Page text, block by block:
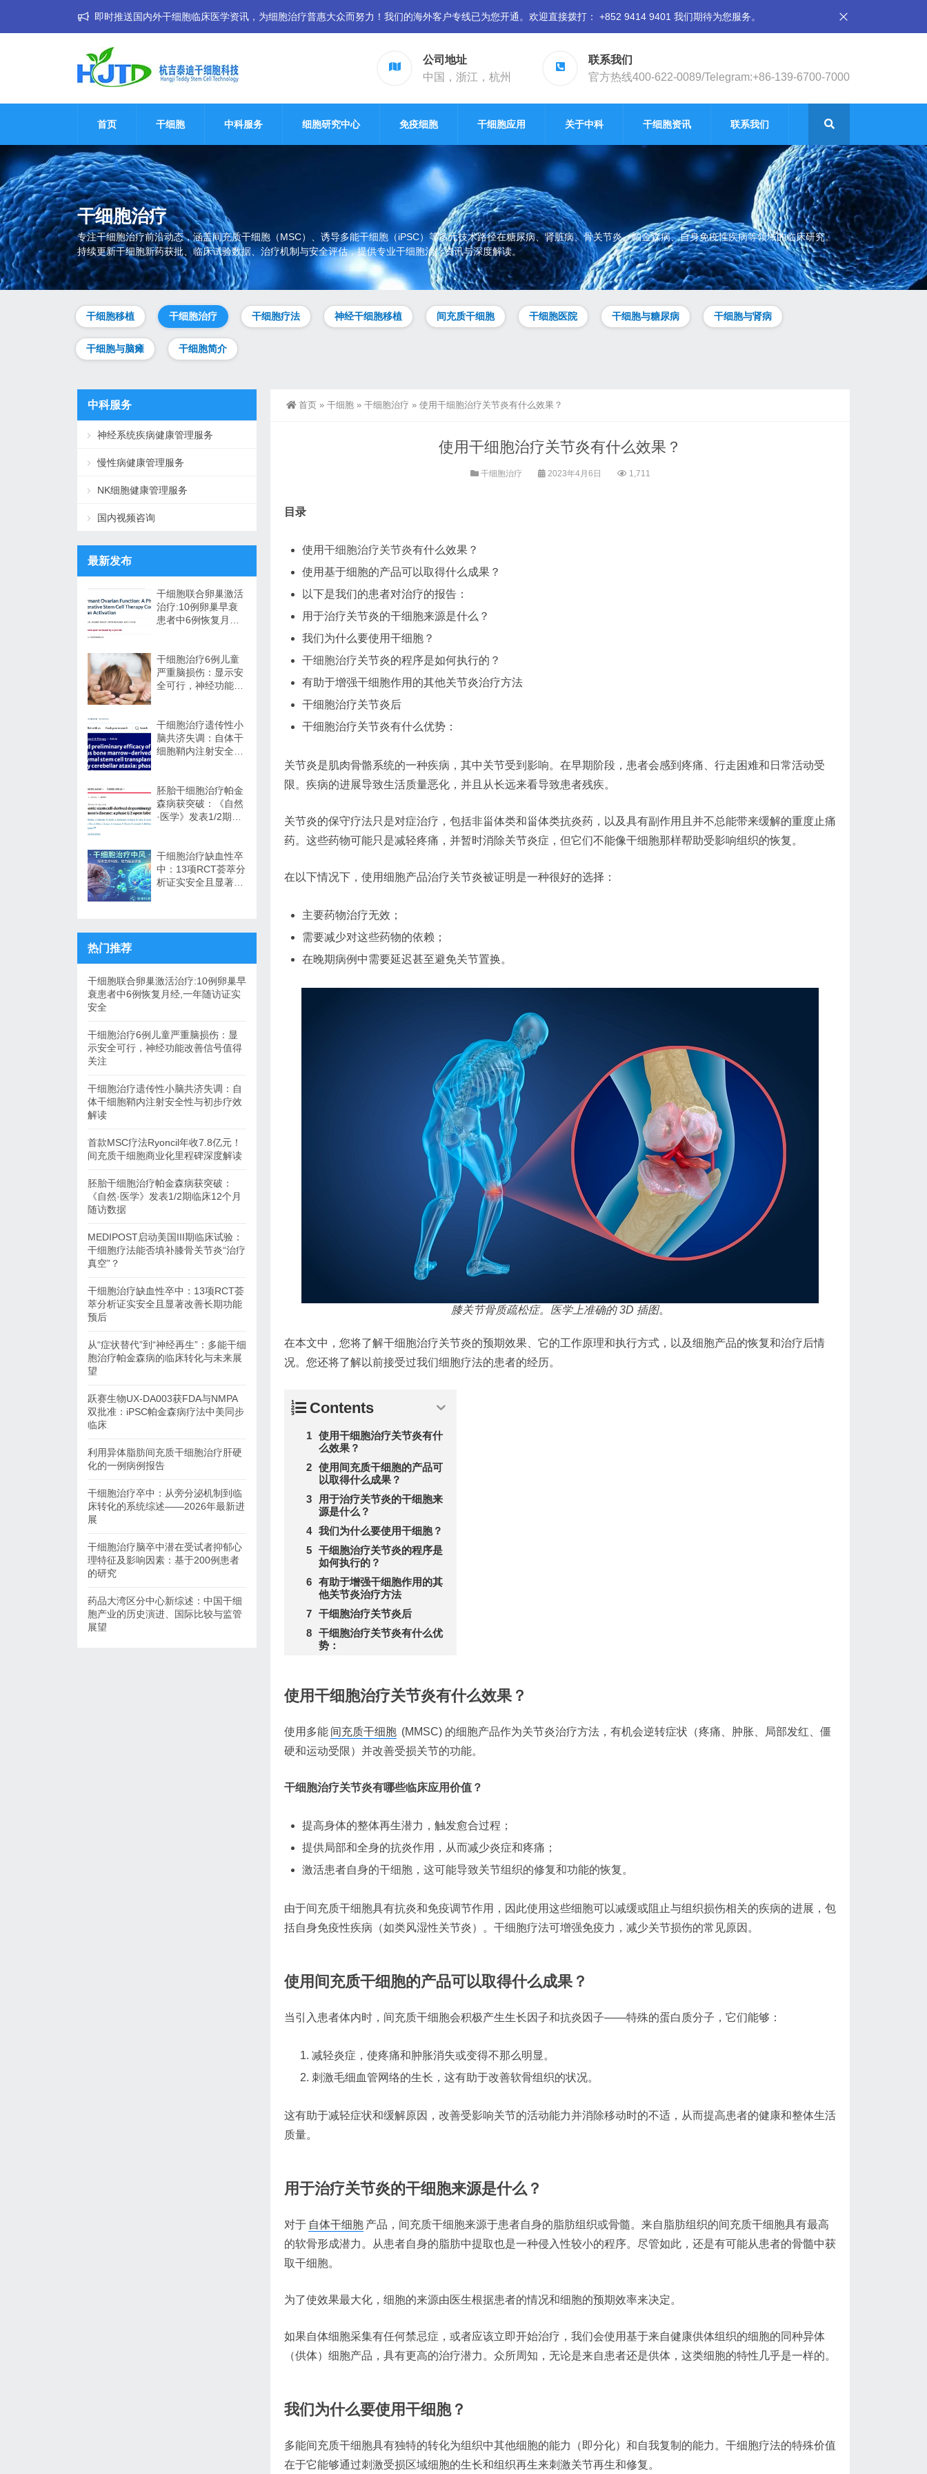
即时推送国内外干细胞临床医学资讯，为细胞治疗普惠大众而努力！我们的海外客户专线已为您开通。欢迎直接拨打： +852 9414 9401 我们期待为您服务。
公司地址
中国，浙江，杭州
联系我们
官方热线400-622-0089/Telegram:+86-139-6700-7000
首页 干细胞 中科服务 细胞研究中心 免疫细胞 干细胞应用 关于中科 干细胞资讯 联系我们
干细胞治疗
专注干细胞治疗前沿动态，涵盖间充质干细胞（MSC）、诱导多能干细胞（iPSC）等多元技术路径在糖尿病、肾脏病、骨关节炎、帕金森病、自身免疫性疾病等领域的临床研究。
持续更新干细胞新药获批、临床试验数据、治疗机制与安全评估，提供专业干细胞治疗资讯与深度解读。
干细胞移植 干细胞治疗 干细胞疗法 神经干细胞移植 间充质干细胞 干细胞医院 干细胞与糖尿病 干细胞与肾病
干细胞与脑瘫 干细胞简介
首页 » 干细胞 » 干细胞治疗 » 使用干细胞治疗关节炎有什么效果？
使用干细胞治疗关节炎有什么效果？
干细胞治疗 2023年4月6日 1,711
目录
使用干细胞治疗关节炎有什么效果？
使用基于细胞的产品可以取得什么成果？
以下是我们的患者对治疗的报告：
用于治疗关节炎的干细胞来源是什么？
我们为什么要使用干细胞？
干细胞治疗关节炎的程序是如何执行的？
有助于增强干细胞作用的其他关节炎治疗方法
干细胞治疗关节炎后
干细胞治疗关节炎有什么优势：
关节炎是肌肉骨骼系统的一种疾病，其中关节受到影响。在早期阶段，患者会感到疼痛、行走困难和日常活动受
限。疾病的进展导致生活质量恶化，并且从长远来看导致患者残疾。
关节炎的保守疗法只是对症治疗，包括非甾体类和甾体类抗炎药，以及具有副作用且并不总能带来缓解的重度止痛
药。这些药物可能只是减轻疼痛，并暂时消除关节炎症，但它们不能像干细胞那样帮助受影响组织的恢复。
在以下情况下，使用细胞产品治疗关节炎被证明是一种很好的选择：
主要药物治疗无效；
需要减少对这些药物的依赖；
在晚期病例中需要延迟甚至避免关节置换。
膝关节骨质疏松症。医学上准确的 3D 插图。
在本文中，您将了解干细胞治疗关节炎的预期效果、它的工作原理和执行方式，以及细胞产品的恢复和治疗后情
况。您还将了解以前接受过我们细胞疗法的患者的经历。
Contents
使用干细胞治疗关节炎有什
么效果？
使用间充质干细胞的产品可
以取得什么成果？
用于治疗关节炎的干细胞来
源是什么？
我们为什么要使用干细胞？
干细胞治疗关节炎的程序是
如何执行的？
有助于增强干细胞作用的其
他关节炎治疗方法
干细胞治疗关节炎后
干细胞治疗关节炎有什么优
势：
使用干细胞治疗关节炎有什么效果？
使用多能 间充质干细胞 (MMSC) 的细胞产品作为关节炎治疗方法，有机会逆转症状（疼痛、肿胀、局部发红、僵
硬和运动受限）并改善受损关节的功能。
干细胞治疗关节炎有哪些临床应用价值？
提高身体的整体再生潜力，触发愈合过程；
提供局部和全身的抗炎作用，从而减少炎症和疼痛；
激活患者自身的干细胞，这可能导致关节组织的修复和功能的恢复。
由于间充质干细胞具有抗炎和免疫调节作用，因此使用这些细胞可以减缓或阻止与组织损伤相关的疾病的进展，包
括自身免疫性疾病（如类风湿性关节炎）。干细胞疗法可增强免疫力，减少关节损伤的常见原因。
使用间充质干细胞的产品可以取得什么成果？
当引入患者体内时，间充质干细胞会积极产生生长因子和抗炎因子——特殊的蛋白质分子，它们能够：
减轻炎症，使疼痛和肿胀消失或变得不那么明显。
刺激毛细血管网络的生长，这有助于改善软骨组织的状况。
这有助于减轻症状和缓解原因，改善受影响关节的活动能力并消除移动时的不适，从而提高患者的健康和整体生活
质量。
用于治疗关节炎的干细胞来源是什么？
对于 自体干细胞 产品，间充质干细胞来源于患者自身的脂肪组织或骨髓。来自脂肪组织的间充质干细胞具有最高
的软骨形成潜力。从患者自身的脂肪中提取也是一种侵入性较小的程序。尽管如此，还是有可能从患者的骨髓中获
取干细胞。
为了使效果最大化，细胞的来源由医生根据患者的情况和细胞的预期效率来决定。
如果自体细胞采集有任何禁忌症，或者应该立即开始治疗，我们会使用基于来自健康供体组织的细胞的同种异体
（供体）细胞产品，具有更高的治疗潜力。众所周知，无论是来自患者还是供体，这类细胞的特性几乎是一样的。
我们为什么要使用干细胞？
多能间充质干细胞具有独特的转化为组织中其他细胞的能力（即分化）和自我复制的能力。干细胞疗法的特殊价值
在于它能够通过刺激受损区域细胞的生长和组织再生来刺激关节再生和修复。
中科服务
神经系统疾病健康管理服务
慢性病健康管理服务
NK细胞健康管理服务
国内视频咨询
最新发布
干细胞联合卵巢激活
治疗:10例卵巢早衰
患者中6例恢复月经,
干细胞治疗6例儿童
严重脑损伤：显示安
全可行，神经功能改
干细胞治疗遗传性小
脑共济失调：自体干
细胞鞘内注射安全性
胚胎干细胞治疗帕金
森病获突破：《自然
·医学》发表1/2期临
干细胞治疗缺血性卒
中：13项RCT荟萃分
析证实安全且显著改
热门推荐
干细胞联合卵巢激活治疗:10例卵巢早
衰患者中6例恢复月经,一年随访证实
安全
干细胞治疗6例儿童严重脑损伤：显
示安全可行，神经功能改善信号值得
关注
干细胞治疗遗传性小脑共济失调：自
体干细胞鞘内注射安全性与初步疗效
解读
首款MSC疗法Ryoncil年收7.8亿元！
间充质干细胞商业化里程碑深度解读
胚胎干细胞治疗帕金森病获突破：
《自然·医学》发表1/2期临床12个月
随访数据
MEDIPOST启动美国III期临床试验：
干细胞疗法能否填补膝骨关节炎“治疗
真空”？
干细胞治疗缺血性卒中：13项RCT荟
萃分析证实安全且显著改善长期功能
预后
从“症状替代”到“神经再生”：多能干细
胞治疗帕金森病的临床转化与未来展
望
跃赛生物UX-DA003获FDA与NMPA
双批准：iPSC帕金森病疗法中美同步
临床
利用异体脂肪间充质干细胞治疗肝硬
化的一例病例报告
干细胞治疗卒中：从旁分泌机制到临
床转化的系统综述——2026年最新进
展
干细胞治疗脑卒中潜在受试者抑郁心
理特征及影响因素：基于200例患者
的研究
药品大湾区分中心新综述：中国干细
胞产业的历史演进、国际比较与监管
展望